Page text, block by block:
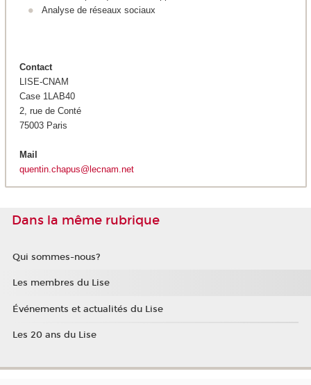
Analyse de réseaux sociaux
Contact
LISE-CNAM
Case 1LAB40
2, rue de Conté
75003 Paris
Mail
quentin.chapus@lecnam.net
Dans la même rubrique
Qui sommes-nous?
Les membres du Lise
Événements et actualités du Lise
Les 20 ans du Lise